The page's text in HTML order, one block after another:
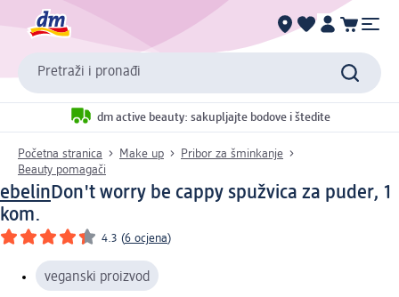
Pretraži i pronađi
dm active beauty: sakupljajte bodove i štedite
Početna stranica Make up
Pribor za šminkanje
Beauty pomagači
ebelinDon't worry be cappy spužvica za puder, 1
kom.
4.3 (6 ocjena)
veganski proizvod